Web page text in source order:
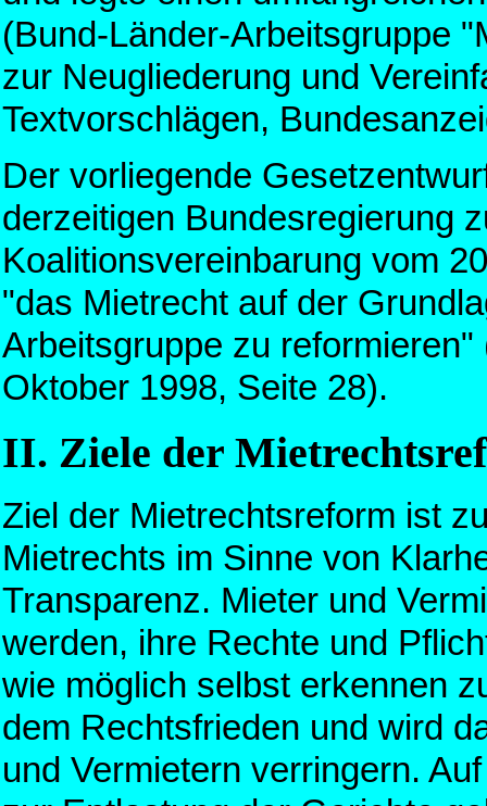
(Bund-Länder-Arbeitsgruppe
zur Neugliederung und
Textvorschlägen,
Der vorliegende
derzeitigen Bundesregierung
Koalitionsvereinbarung vom
"das Mietrecht auf der
Arbeitsgruppe zu
Oktober 1998, Seite 28).
II. Ziele der
Ziel der Mietrechtsreform ist
Mietrechts im Sinne von
Transparenz. Mieter und
werden, ihre Rechte und
wie möglich selbst erkennen
dem Rechtsfrieden und wird
und Vermietern verringern.